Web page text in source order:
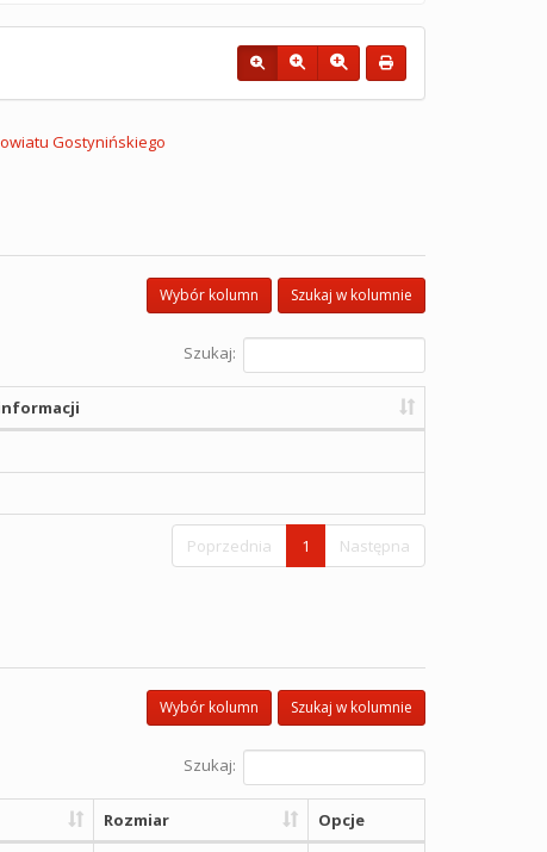
Gostynińskiego
Szukaj w kolumnie
Wybór kolumn
Szukaj:
Poprzednia 1 Następna
Szukaj w kolumnie
Wybór kolumn
Szukaj:
Rozmiar Opcje